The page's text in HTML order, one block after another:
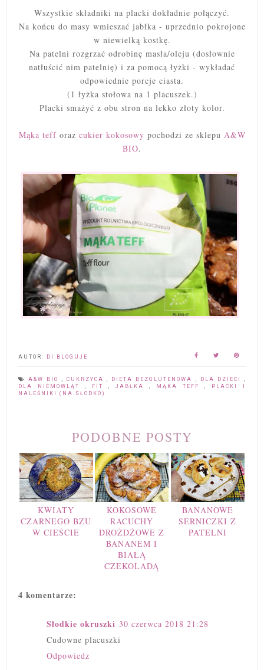
Wszystkie składniki na placki dokładnie połączyć.
Na końcu do masy wmieszać jabłka - uprzednio pokrojone
w niewielką kostkę.
Na patelni rozgrzać odrobinę masła/oleju (dosłownie
natłuścić nim patelnię) i za pomocą łyżki - wykładać
odpowiednie porcje ciasta.
(1 łyżka stołowa na 1 placuszek.)
Placki smażyć z obu stron na lekko złoty kolor.
Mąka tefforaz cukier kokosowy pochodzi ze sklepu A&W
BIO.
AUTOR: DI BLOGUJE
A&W BIO CUKRZYCA DIETA BEZGLUTENOWA DLA DZIECI
DLA NIEMOWLĄT
FIT JABŁKA MĄKA TEFF
PLACKI I
NALEŚNIKI (NA SŁODKO)
PODOBNE POSTY
KWIATY
CZARNEGO BZU
W CIEŚCIE
KOKOSOWE
RACUCHY
DROŻDŻOWE Z
BANANEM I
BIAŁĄ
CZEKOLADĄ
BANANOWE
SERNICZKI Z
PATELNI
4 komentarze:
Słodkie okruszki 30 czerwca 2018 21:28
Cudowne placuszki
Odpowiedz